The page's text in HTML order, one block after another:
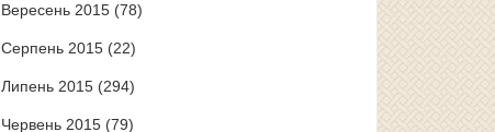
Вересень 2015(78)
Серпень 2015(22)
Липень 2015(294)
Червень 2015(79)